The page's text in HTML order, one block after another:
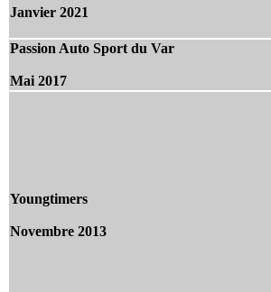
Janvier 2021
Passion Auto Sport du Var
Mai 2017
Youngtimers
Novembre 2013